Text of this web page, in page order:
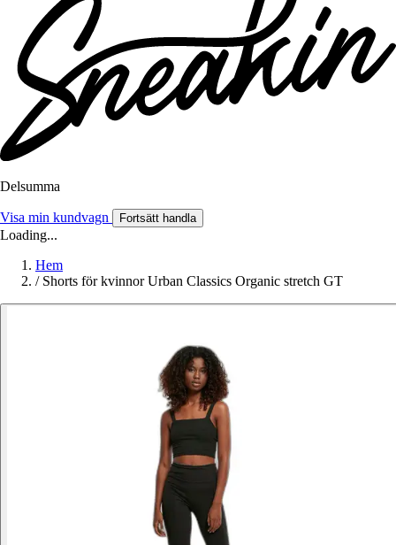
Delsumma
Visa min kundvagn Fortsätt handla
Loading...
Hem
/ Shorts för kvinnor Urban Classics Organic stretch GT